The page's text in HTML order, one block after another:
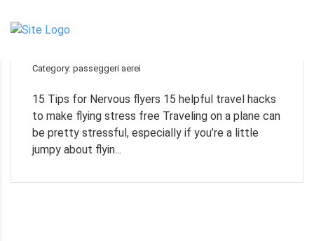
Category: passeggeri aerei
15 Tips for Nervous flyers 15 helpful travel hacks
to make flying stress free Traveling on a plane can
be pretty stressful, especially if you’re a little
jumpy about flyin...